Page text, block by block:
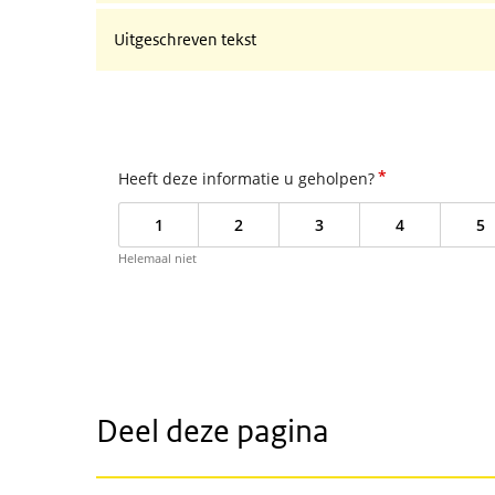
Uitgeschreven tekst
Heeft deze informatie u geholpen?*
1 2 3 4 5
Helemaal niet
Deel deze pagina